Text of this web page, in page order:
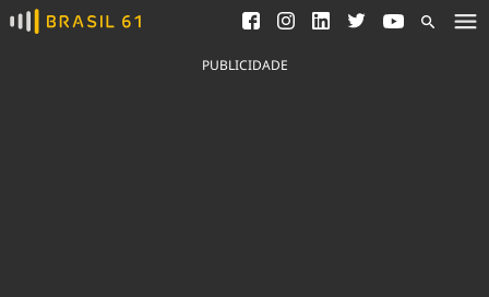
Ver todas as notícias
Saneamento
Indicadores
PUBLICIDADE